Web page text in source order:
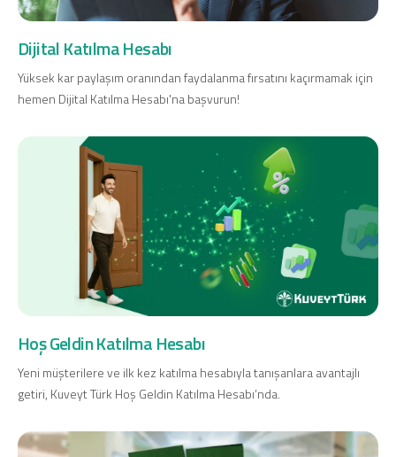
Dijital Bankacılık Hakkımızda
Yatırımcı İlişkileri
Şube ve ATM’ler
İletişim
Ürün ve Hizmet Ücretleri
العربية
Dijital Bankacılık Hakkımızda Finans Portalı
Yatırımcı İlişkileri
Şube ve ATM’ler
İletişim
Ürün ve Hizmet Ücretleri
Dijital Katılma Hesabı
Yüksek kar paylaşım oranından faydalanma fırsatını kaçırmamak için
hemen Dijital Katılma Hesabı'na başvurun!
Hoş Geldin Katılma Hesabı
Yeni müşterilere ve ilk kez katılma hesabıyla tanışanlara avantajlı
getiri, Kuveyt Türk Hoş Geldin Katılma Hesabı’nda.